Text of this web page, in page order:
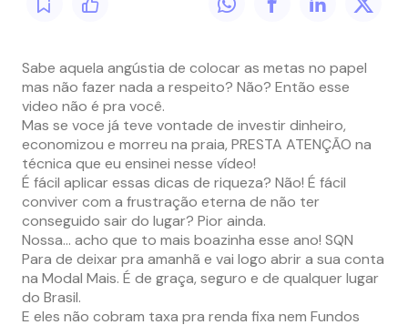
Sabe aquela angústia de colocar as metas no papel
mas não fazer nada a respeito? Não? Então esse
video não é pra você.
Mas se voce já teve vontade de investir dinheiro,
economizou e morreu na praia, PRESTA ATENÇÃO na
técnica que eu ensinei nesse vídeo!
É fácil aplicar essas dicas de riqueza? Não! É fácil
conviver com a frustração eterna de não ter
conseguido sair do lugar? Pior ainda.
Nossa… acho que to mais boazinha esse ano! SQN
Para de deixar pra amanhã e vai logo abrir a sua conta
na Modal Mais. É de graça, seguro e de qualquer lugar
do Brasil.
E eles não cobram taxa pra renda fixa nem Fundos